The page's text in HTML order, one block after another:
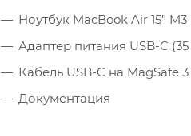
Ноутбук MacBook Air 15" M3
Адаптер питания USB-C (35
Кабель USB-C на MagSafe 3
Документация